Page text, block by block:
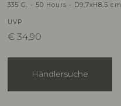
335 G. - 50 Hours - D9,7xH8,5 cm
UVP
€ 34,90
Händlersuche